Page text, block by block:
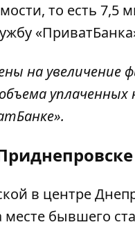
то есть 7,5
на увеличение
уплаченных
в ​​центре
месте бывшего